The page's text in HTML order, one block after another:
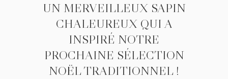
UN MERVEILLEUX SAPIN
CHALEUREUX QUI A
INSPIRÉ NOTRE
PROCHAINE SÉLECTION
NOËL TRADITIONNEL !